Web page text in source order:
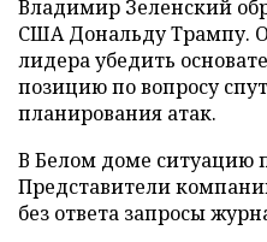
Владимир Зеленский
США Дональду Трампу.
лидера убедить
позицию по вопросу
планирования атак.
В Белом доме ситуацию
Представители
без ответа запросы